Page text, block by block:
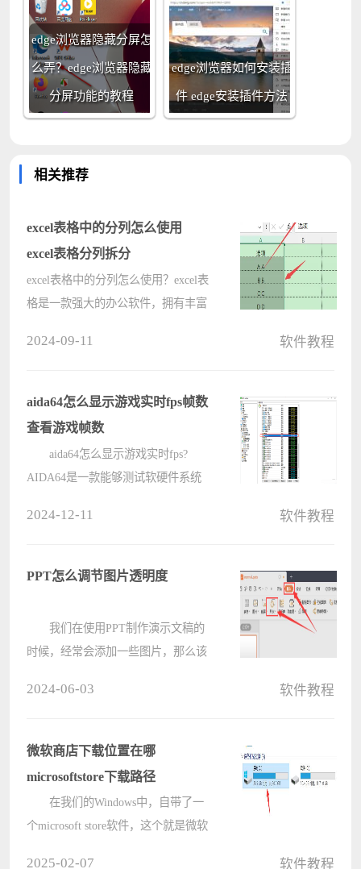
edge浏览器隐藏分屏怎
么弄？edge浏览器隐藏
分屏功能的教程
edge浏览器如何安装插
件 edge安装插件方法
相关推荐
excel表格中的分列怎么使用
excel表格分列拆分
excel表格中的分列怎么使用？excel表
格是一款强大的办公软件，拥有丰富
够快读的对指定内容单元格进行拆
分????
2024-09-11 软件教程
aida64怎么显示游戏实时fps帧数
查看游戏帧数
aida64怎么显示游戏实时fps?
AIDA64是一款能够测试软硬件系统
戏帧数显示，方便用户判断自己的游
2024-12-11 软件教程
PPT怎么调节图片透明度
我们在使用PPT制作演示文稿的
时候，经常会添加一些图片，那么该
先，打开界面后，点击插入菜单下的
2024-06-03 软件教程
微软商店下载位置在哪
microsoftstore下载路径
在我们的Windows中，自带了一
个microsoft store软件，这个就是微软
2025-02-07 软件教程